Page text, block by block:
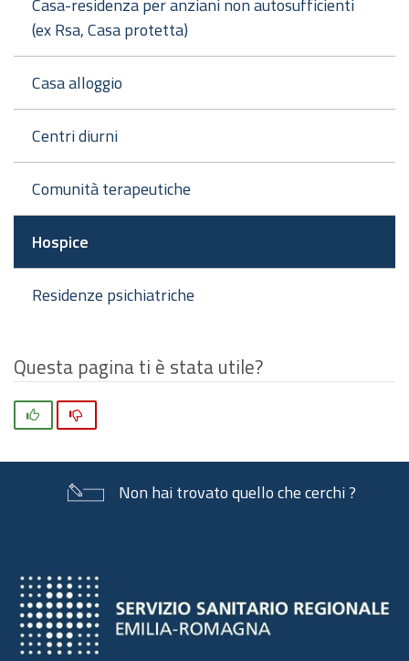
Casa-residenza per anziani non autosufficienti
(ex Rsa, Casa protetta)
Casa alloggio
Centri diurni
Comunità terapeutiche
Hospice
Residenze psichiatriche
Questa pagina ti è stata utile?
Non hai trovato quello che cerchi ?